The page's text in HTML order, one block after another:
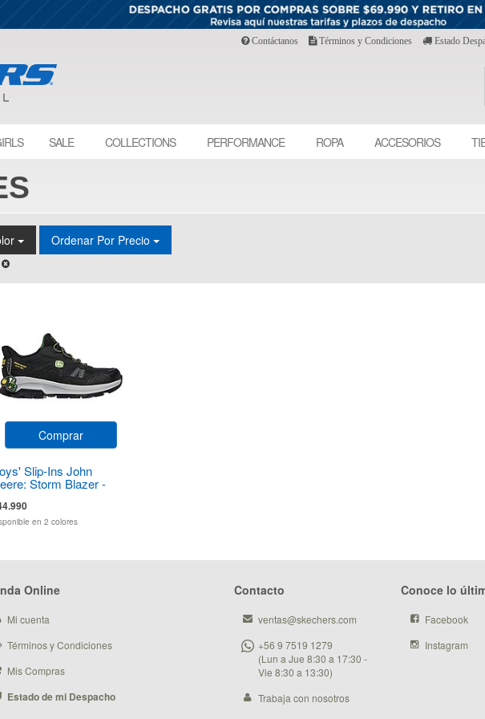
Contáctanos Términos y Condiciones Estado
SALE COLLECTIONS PERFORMANCE ROPA ACCESORIOS
Ordenar Por Precio
Comprar
Slip-Ins John
Storm Blazer -
en 2 colores
Online
Mi cuenta
Términos y Condiciones
Mis Compras
Estado de mi Despacho
Contacto
ventas@skechers.com
+56 9 7519 1279
(Lun a Jue 8:30 a 17:30 -
Vie 8:30 a 13:30)
Trabaja con nosotros
Conoce lo
Facebook
Instagram